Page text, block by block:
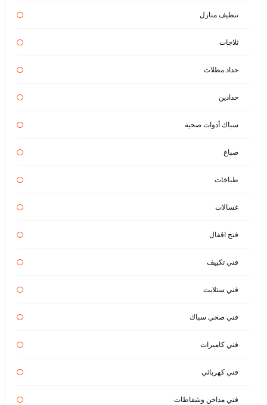
تنظيف منازل
ثلاجات
حداد مظلات
حدادين
سباك أدوات صحية
صباغ
طباخات
غسالات
فتح اقفال
فني تكييف
فني ستلايت
فني صحي سباك
فني كاميرات
فني كهربائي
فني مداخن وشفاطات